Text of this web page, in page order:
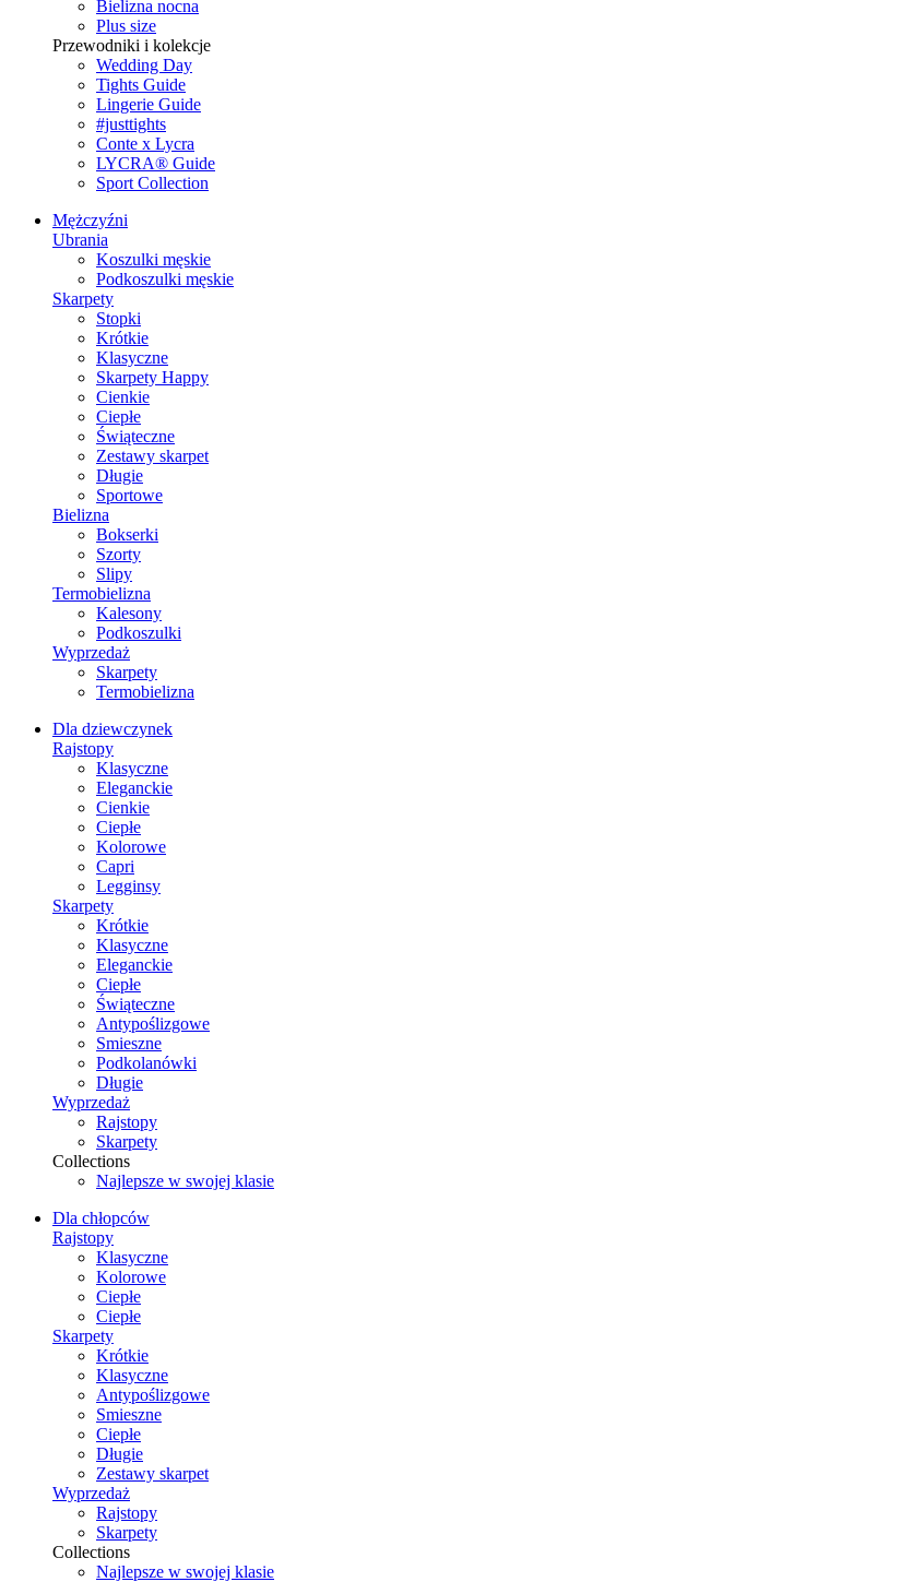
Bielizna nocna
Plus size
Przewodniki i kolekcje
Wedding Day
Tights Guide
Lingerie Guide
#justtights
Conte x Lycra
LYCRA® Guide
Sport Сollection
Mężczyźni
Ubrania
Koszulki męskie
Podkoszulki męskie
Skarpety
Stopki
Krótkie
Klasyczne
Skarpety Happy
Cienkie
Ciepłe
Świąteczne
Zestawy skarpet
Długie
Sportowe
Bielizna
Bokserki
Szorty
Slipy
Termobielizna
Kalesony
Podkoszulki
Wyprzedaż
Skarpety
Termobielizna
Dla dziewczynek
Rajstopy
Klasyczne
Eleganckie
Cienkie
Ciepłe
Kolorowe
Capri
Legginsy
Skarpety
Krótkie
Klasyczne
Eleganckie
Ciepłe
Świąteczne
Antypoślizgowe
Smieszne
Podkolanówki
Długie
Wyprzedaż
Rajstopy
Skarpety
Collections
Najlepsze w swojej klasie
Dla chłopców
Rajstopy
Klasyczne
Kolorowe
Ciepłe
Ciepłe
Skarpety
Krótkie
Klasyczne
Antypoślizgowe
Smieszne
Ciepłe
Długie
Zestawy skarpet
Wyprzedaż
Rajstopy
Skarpety
Collections
Najlepsze w swojej klasie